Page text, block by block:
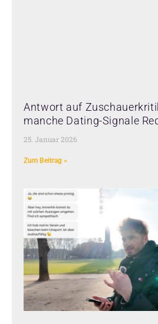
Antwort auf
manche Dating-Signale
25. Januar 2026
Zum Beitrag »